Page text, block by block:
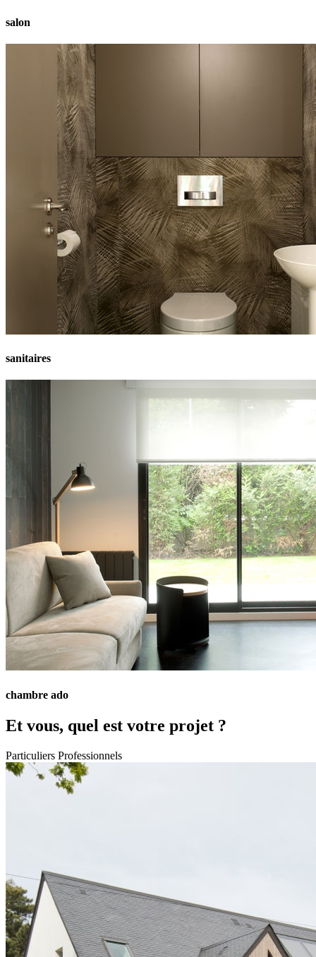
salon
sanitaires
chambre ado
Et vous, quel est votre projet ?
Particuliers Professionnels